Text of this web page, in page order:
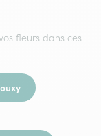
fleurs dans ces